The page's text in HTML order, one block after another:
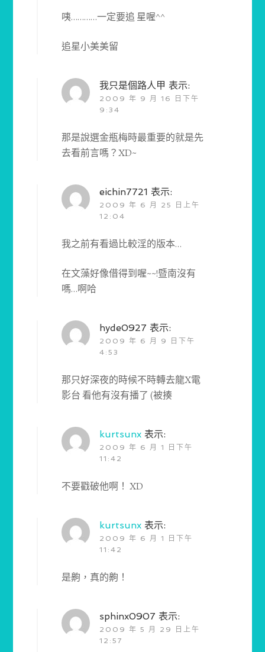
咦…………一定要追 星喔^^
追星小美美留
我只是個路人甲 表示:
2009 年 9 月 16 日下午
9:34
那是說選金瓶梅時最重要的就是先
去看前言嗎？XD~
eichin7721 表示:
2009 年 6 月 25 日上午
12:04
我之前有看過比較淫的版本…
在文藻好像借得到喔~~!暨南沒有
嗎…啊哈
hyde0927 表示:
2009 年 6 月 9 日下午
4:53
那只好深夜的時候不時轉去龍X電
影台 看他有沒有播了 (被揍
kurtsunx 表示:
2009 年 6 月 1 日下午
11:42
不要戳破他啊！ XD
kurtsunx 表示:
2009 年 6 月 1 日下午
11:42
是齁，真的齁！
sphinx0907 表示:
2009 年 5 月 29 日上午
12:57